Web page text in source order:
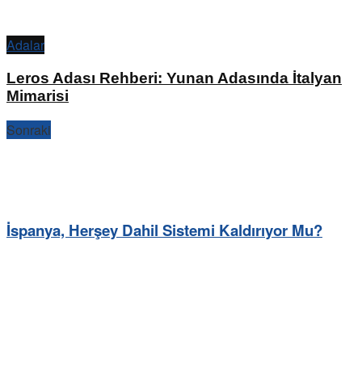
Adalar
Leros Adası Rehberi: Yunan Adasında İtalyan
Mimarisi
Sonraki
İspanya, Herşey Dahil Sistemi Kaldırıyor Mu?